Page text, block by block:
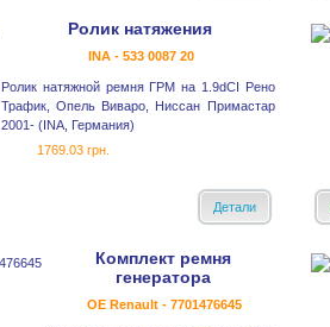
Ролик натяжения
INA - 533 0087 20
Ролик натяжной ремня ГРМ на 1.9dCI Рено
Трафик, Опель Виваро, Ниссан Примастар
2001- (INA, Германия)
1769.03 грн.
Детали
Комплект ремня
генератора
OE Renault - 7701476645